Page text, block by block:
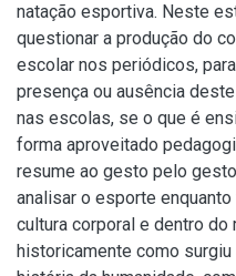
natação esportiva. Neste
questionar a produção do
escolar nos periódicos,
presença ou ausência
nas escolas, se o que é
forma aproveitado
resume ao gesto pelo
analisar o esporte
cultura corporal e dentro do
historicamente como surgiu